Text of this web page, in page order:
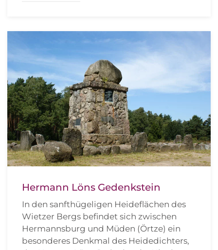
Hermann Löns Gedenkstein
In den sanfthügeligen Heideflächen des
Wietzer Bergs befindet sich zwischen
Hermannsburg und Müden (Örtze) ein
besonderes Denkmal des Heidedichters,